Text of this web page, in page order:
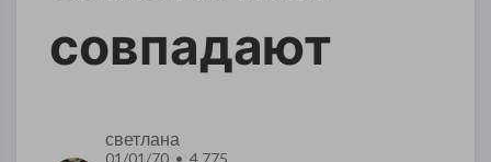
совпадают
светлана
01/01/70 • 4,775